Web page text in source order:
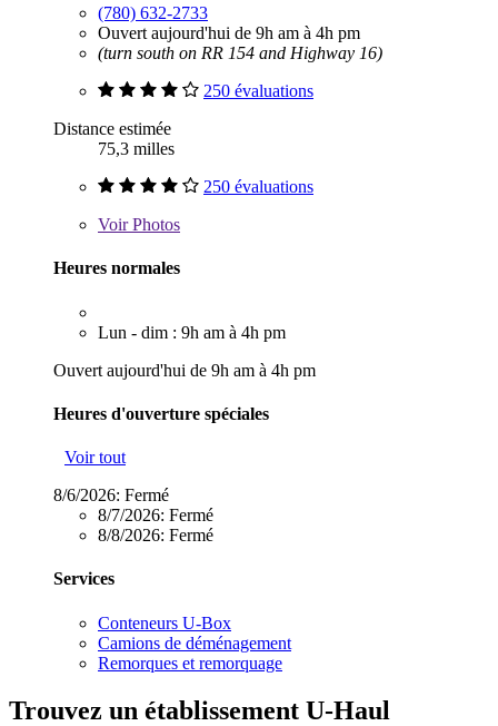
(780) 632-2733
Ouvert aujourd'hui de 9h am à 4h pm
(turn south on RR 154 and Highway 16)
250 évaluations
Distance estimée
75,3 milles
250 évaluations
VoirPhotos
Heures normales
Lun - dim : 9h am à 4h pm
Ouvert aujourd'hui de 9h am à 4h pm
Heures d'ouverture spéciales
Voir tout
8/6/2026: Fermé
8/7/2026: Fermé
8/8/2026: Fermé
Services
Conteneurs U-Box
Camions de déménagement
Remorques et remorquage
Trouvez un établissement U-Haul